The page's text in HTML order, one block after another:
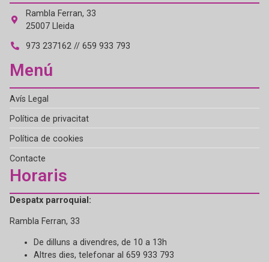
Rambla Ferran, 33
25007 Lleida
973 237162 // 659 933 793
Menú
Avís Legal
Política de privacitat
Política de cookies
Contacte
Horaris
Despatx parroquial:
Rambla Ferran, 33
De dilluns a divendres, de 10 a 13h
Altres dies, telefonar al 659 933 793